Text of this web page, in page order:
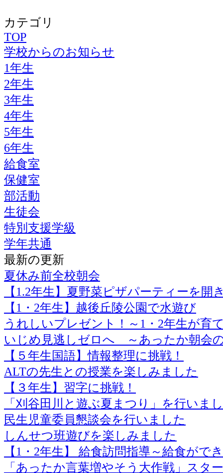
カテゴリ
TOP
学校からのお知らせ
1年生
2年生
3年生
4年生
5年生
6年生
給食室
保健室
部活動
生徒会
特別支援学級
学年共通
最新の更新
夏休み前全校朝会
【1.2年生】夏野菜ピザパーティーを開
【1・2年生】越後丘陵公園で水遊び
うれしいプレゼント！～1・2年生が育
いじめ見逃しゼロへ ～あったか朝会
【５年生国語】情報整理に挑戦！
ALTの先生との授業を楽しみました
【３年生】習字に挑戦！
「刈谷田川と遊ぶ夏まつり」を行いま
民生児童委員懇談会を行いました
しんせつ班遊びを楽しみました
【1・2年生】 給食訪問指導～給食がで
「あったか言葉増やそう大作戦」スタ